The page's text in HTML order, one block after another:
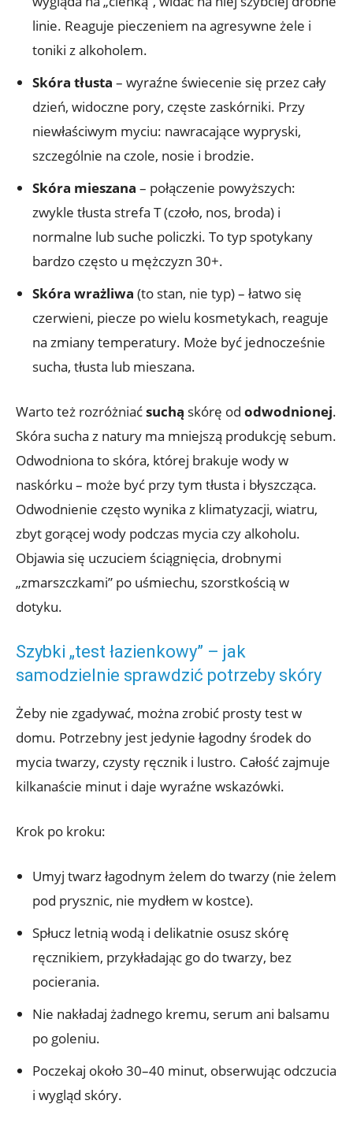
linie. Reaguje pieczeniem na agresywne żele i
toniki z alkoholem.
Skóra tłusta – wyraźne świecenie się przez cały
dzień, widoczne pory, częste zaskórniki. Przy
niewłaściwym myciu: nawracające wypryski,
szczególnie na czole, nosie i brodzie.
Skóra mieszana – połączenie powyższych:
zwykle tłusta strefa T (czoło, nos, broda) i
normalne lub suche policzki. To typ spotykany
bardzo często u mężczyzn 30+.
Skóra wrażliwa (to stan, nie typ) – łatwo się
czerwieni, piecze po wielu kosmetykach, reaguje
na zmiany temperatury. Może być jednocześnie
sucha, tłusta lub mieszana.
Warto też rozróżniaćsuchą skórę od odwodnionej.
Skóra sucha z natury ma mniejszą produkcję sebum.
Odwodniona to skóra, której brakuje wody w
naskórku – może być przy tym tłusta i błyszcząca.
Odwodnienie często wynika z klimatyzacji, wiatru,
zbyt gorącej wody podczas mycia czy alkoholu.
Objawia się uczuciem ściągnięcia, drobnymi
„zmarszczkami” po uśmiechu, szorstkością w
dotyku.
Szybki „test łazienkowy” – jak
samodzielnie sprawdzić potrzeby skóry
Żeby nie zgadywać, można zrobić prosty test w
domu. Potrzebny jest jedynie łagodny środek do
mycia twarzy, czysty ręcznik i lustro. Całość zajmuje
kilkanaście minut i daje wyraźne wskazówki.
Krok po kroku:
Umyj twarz łagodnym żelem do twarzy (nie żelem
pod prysznic, nie mydłem w kostce).
Spłucz letnią wodą i delikatnie osusz skórę
ręcznikiem, przykładając go do twarzy, bez
pocierania.
Nie nakładaj żadnego kremu, serum ani balsamu
po goleniu.
Poczekaj około 30–40 minut, obserwując odczucia
i wygląd skóry.